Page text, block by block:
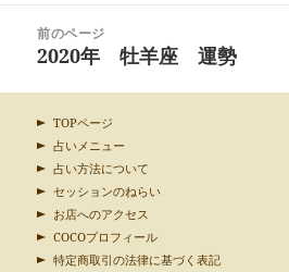
前のページ
次
投
稿:
2020年 牡羊座 運勢
TOPページ
占いメニュー
占い方法について
セッションのねらい
お店へのアクセス
COCOプロフィール
特定商取引の法律に基づく表記